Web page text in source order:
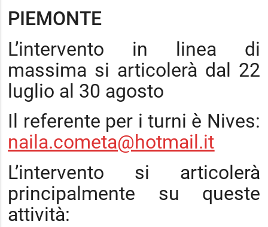
PIEMONTE
L’intervento in linea di
massima si articolerà dal 22
luglio al 30 agosto
Il referente per i turni è Nives:
naila.cometa@hotmail.it
L’intervento si articolerà
principalmente su queste
attività: